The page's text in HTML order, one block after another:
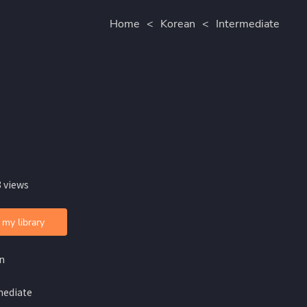
Home < Korean < Intermediate
views
library